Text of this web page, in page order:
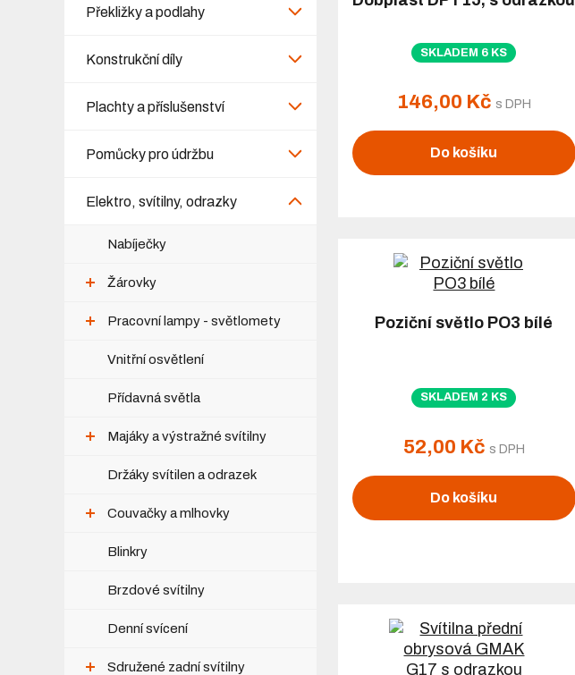
Překližky a podlahy
Konstrukční díly
Plachty a příslušenství
Pomůcky pro údržbu
Elektro, svítilny, odrazky
Nabíječky
Žárovky
Pracovní lampy - světlomety
Vnitřní osvětlení
Přídavná světla
Majáky a výstražné svítilny
Držáky svítilen a odrazek
Couvačky a mlhovky
Blinkry
Brzdové svítilny
Denní svícení
Sdružené zadní svítilny
SKLADEM 6 KS
146,00 Kč s DPH
Do košíku
Poziční světlo PO3 bílé
SKLADEM 2 KS
52,00 Kč s DPH
Do košíku